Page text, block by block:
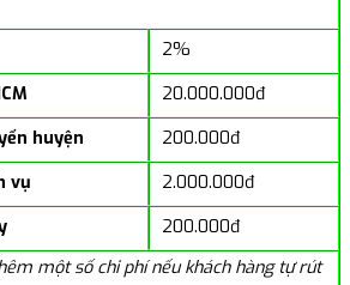
2%
20.000.000đ
huyện
200.000đ
vụ
2.000.000đ
200.000đ
một số chi phí nếu khách hàng tự rút